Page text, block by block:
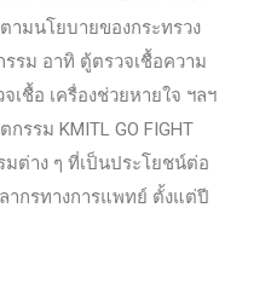
ามนโยบายของกระทรวง
รม อาทิ ตู้ตรวจเชื้อความ
ชื้อ เครื่องช่วยหายใจ ฯลฯ
รรม KMITL GO FIGHT
มต่าง ๆ ที่เป็นประโยชน์ต่อ
ากรทางการแพทย์ ตั้งแต่ปี